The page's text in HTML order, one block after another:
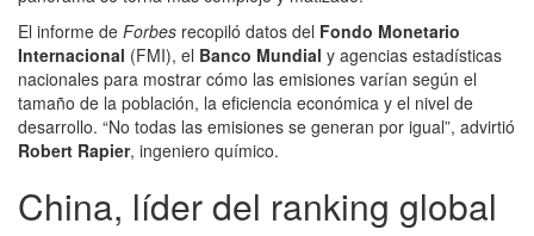
El informe de Forbes recopiló datos del Fondo Monetario
Internacional (FMI), el Banco Mundial y agencias estadísticas
nacionales para mostrar cómo las emisiones varían según el
tamaño de la población, la eficiencia económica y el nivel de
desarrollo. “No todas las emisiones se generan por igual”, advirtió
Robert Rapier, ingeniero químico.
China, líder del ranking global